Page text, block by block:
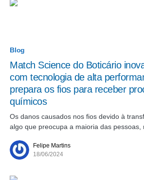
Blog
Match Science do Boticário
com tecnologia de alta
prepara os fios para receber
químicos
Os danos causados nos fios devido à
algo que preocupa a maioria das pessoas,
Felipe Martins
18/06/2024